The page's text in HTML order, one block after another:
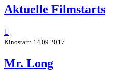
Aktuelle Filmstarts

Kinostart: 14.09.2017
Mr. Long